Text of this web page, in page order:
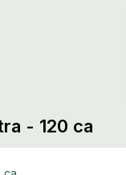
- 120 ca